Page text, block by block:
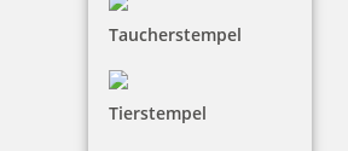
Taucherstempel
Tierstempel
140,00 €
Jetzt gestalten